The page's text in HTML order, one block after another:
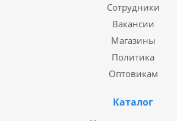
Сотрудники
Вакансии
Магазины
Политика
Оптовикам
Каталог